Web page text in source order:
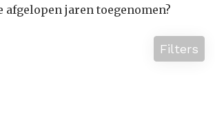
afgelopen jaren toegenomen?
Filters